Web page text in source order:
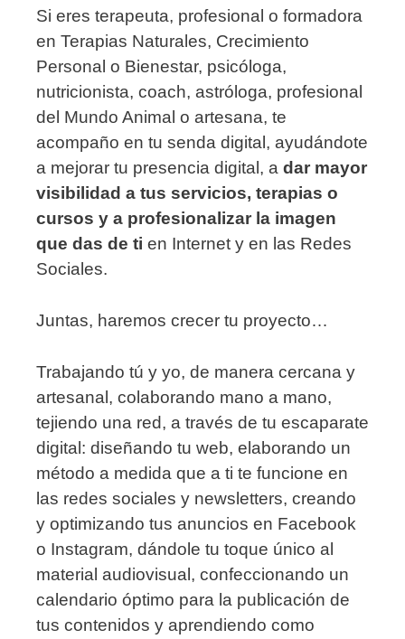
Si eres terapeuta, profesional o formadora
en Terapias Naturales, Crecimiento
Personal o Bienestar, psicóloga,
nutricionista, coach, astróloga, profesional
del Mundo Animal o artesana, te
acompaño en tu senda digital, ayudándote
a mejorar tu presencia digital, a dar mayor
visibilidad a tus servicios, terapias o
cursos y a profesionalizar la imagen
que das de ti en Internet y en las Redes
Sociales.
Juntas, haremos crecer tu proyecto…
Trabajando tú y yo, de manera cercana y
artesanal, colaborando mano a mano,
tejiendo una red, a través de tu escaparate
digital: diseñando tu web, elaborando un
método a medida que a ti te funcione en
las redes sociales y newsletters, creando
y optimizando tus anuncios en Facebook
o Instagram, dándole tu toque único al
material audiovisual, confeccionando un
calendario óptimo para la publicación de
tus contenidos y aprendiendo como